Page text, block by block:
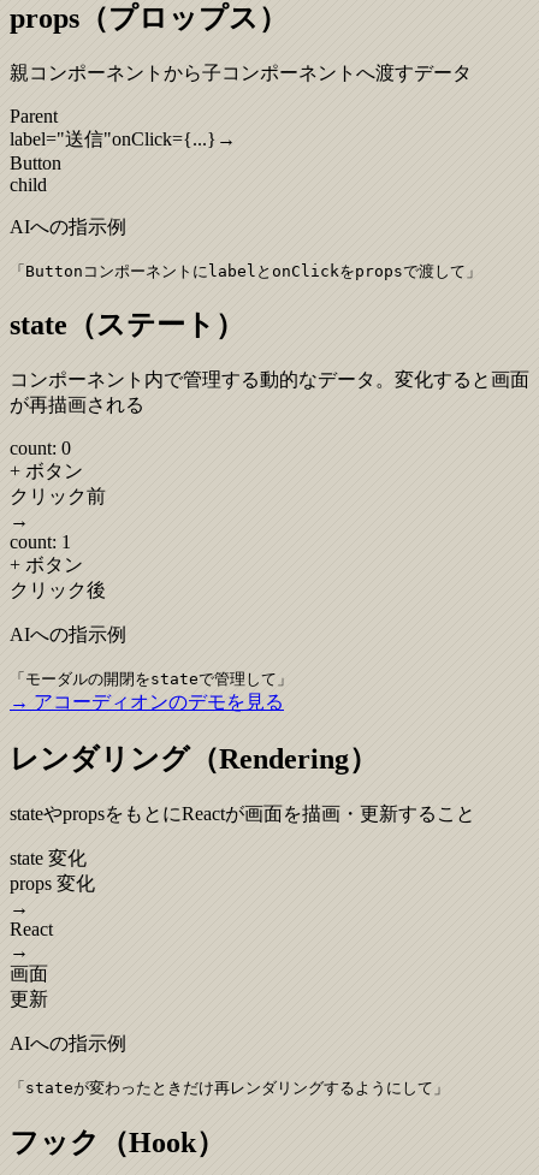
props（プロップス）
親コンポーネントから子コンポーネントへ渡すデータ
Parent
label="送信"onClick={...} →
Button
child
AIへの指示例
「ButtonコンポーネントにlabelとonClickをpropsで渡して 」
state（ステート）
コンポーネント内で管理する動的なデータ。変化すると画面
が再描画される
count: 0
+ ボタン
クリック前
→
count: 1
+ ボタン
クリック後
AIへの指示例
「 モーダルの開閉をstateで管理して 」
→ アコーディオンのデモを見る
レンダリング（Rendering）
stateやpropsをもとにReactが画面を描画・更新すること
state 変化
props 変化
→
React
→
画面
更新
AIへの指示例
「 stateが変わったときだけ再レンダリングするようにして 」
フック（Hook）